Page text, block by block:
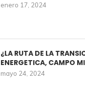
enero 17, 2024
¿LA RUTA DE LA
ENERGETICA, CAMPO
mayo 24, 2024